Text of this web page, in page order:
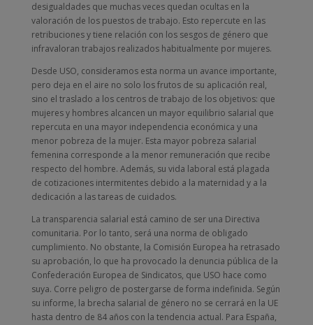
desigualdades que muchas veces quedan ocultas en la
valoración de los puestos de trabajo. Esto repercute en las
retribuciones y tiene relación con los sesgos de género que
infravaloran trabajos realizados habitualmente por mujeres.
Desde USO, consideramos esta norma un avance importante,
pero deja en el aire no solo los frutos de su aplicación real,
sino el traslado a los centros de trabajo de los objetivos: que
mujeres y hombres alcancen un mayor equilibrio salarial que
repercuta en una mayor independencia económica y una
menor pobreza de la mujer. Esta mayor pobreza salarial
femenina corresponde a la menor remuneración que recibe
respecto del hombre. Además, su vida laboral está plagada
de cotizaciones intermitentes debido a la maternidad y a la
dedicación a las tareas de cuidados.
La transparencia salarial está camino de ser una Directiva
comunitaria. Por lo tanto, será una norma de obligado
cumplimiento. No obstante, la Comisión Europea ha retrasado
su aprobación, lo que ha provocado la denuncia pública de la
Confederación Europea de Sindicatos, que USO hace como
suya. Corre peligro de postergarse de forma indefinida. Según
su informe, la brecha salarial de género no se cerrará en la UE
hasta dentro de 84 años con la tendencia actual. Para España,